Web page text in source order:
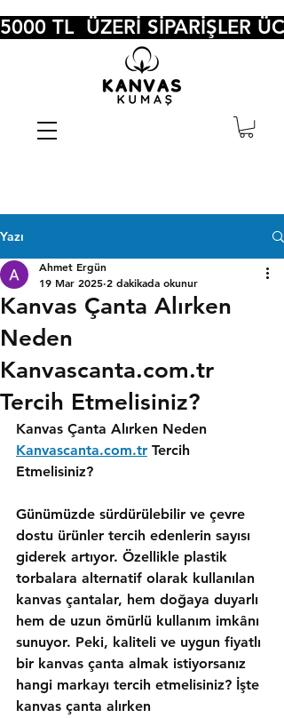
5000 TL  ÜZERİ SİPARİŞLER
Yazı
Kanvas Çanta Alırken
Neden
Kanvascanta.com.tr
Tercih Etmelisiniz?
Ahmet Ergün
19 Mar 2025 2 dakikada okunur
Kanvas Çanta Alırken Neden
Kanvascanta.com.tr Tercih
Etmelisiniz?
Günümüzde sürdürülebilir ve çevre
dostu ürünler tercih edenlerin sayısı
giderek artıyor. Özellikle plastik
torbalara alternatif olarak kullanılan
kanvas çantalar, hem doğaya duyarlı
hem de uzun ömürlü kullanım imkânı
sunuyor. Peki, kaliteli ve uygun fiyatlı
bir kanvas çanta almak istiyorsanız
hangi markayı tercih etmelisiniz? İşte
kanvas çanta alırken